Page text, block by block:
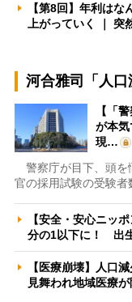
【第8回】年利は
上がっていく ｜
河合雅司「人口
【「
が本
現…
警察庁が目下、頭を
官の採用試験の受験
【安全・安心ニッ
分の1以下に！ 出
【医療崩壊】人口
見舞われ地域医療